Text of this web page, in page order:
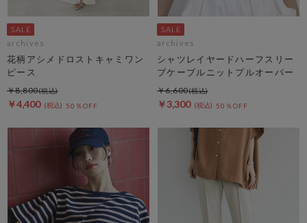
archives
花柄アシメドロストキャミワン
ピース
￥4,400 50％OFF
￥8,800
archives
シャツレイヤードハーフスリー
ブケーブルニットプルオーバー
￥3,300 50％OFF
￥6,600